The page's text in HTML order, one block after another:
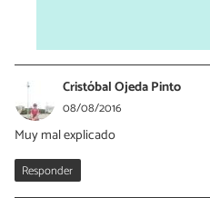
Cristóbal Ojeda Pinto
08/08/2016
Muy mal explicado
Responder